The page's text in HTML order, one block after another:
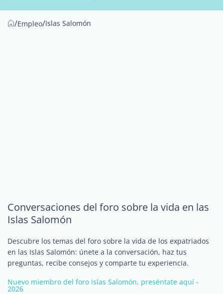
/Empleo/Islas Salomón
Conversaciones del foro sobre la vida en las
Islas Salomón
Descubre los temas del foro sobre la vida de los expatriados
en las Islas Salomón: únete a la conversación, haz tus
preguntas, recibe consejos y comparte tu experiencia.
Nuevo miembro del foro Islas Salomón, preséntate aquí -
2026